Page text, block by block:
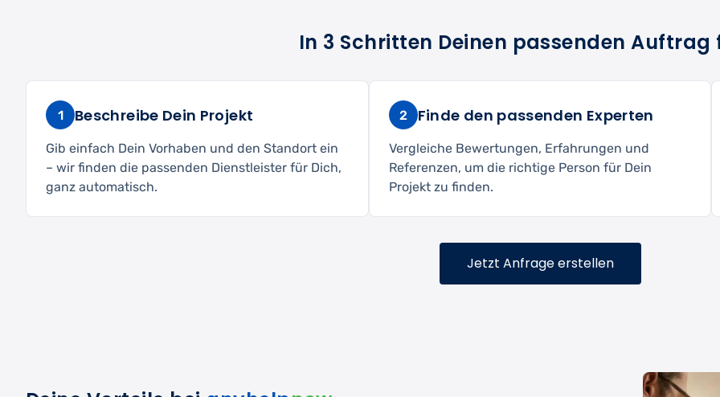
In 3 Schritten Deinen passenden Auftrag
1 Beschreibe Dein Projekt
Gib einfach Dein Vorhaben und den Standort ein
– wir finden die passenden Dienstleister für Dich,
ganz automatisch.
2 Finde den passenden Experten
Vergleiche Bewertungen, Erfahrungen und
Referenzen, um die richtige Person für Dein
Projekt zu finden.
Jetzt Anfrage erstellen